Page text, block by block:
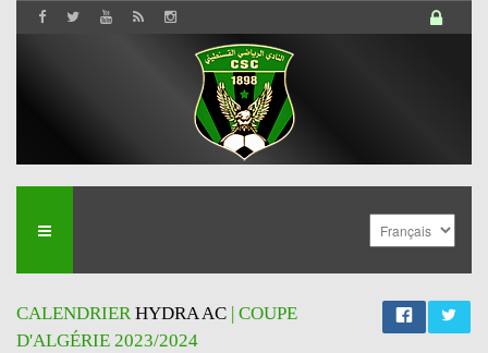
CALENDRIERHYDRA AC | COUPE
D'ALGÉRIE 2023/2024